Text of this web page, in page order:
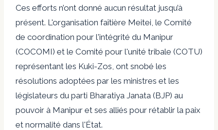
Ces efforts n’ont donné aucun résultat jusqu’à
présent. L'organisation faîtière Meitei, le Comité
de coordination pour l'intégrité du Manipur
(COCOMI) et le Comité pour l'unité tribale (COTU)
représentant les Kuki-Zos, ont snobé les
résolutions adoptées par les ministres et les
législateurs du parti Bharatiya Janata (BJP) au
pouvoir à Manipur et ses alliés pour rétablir la paix
et normalité dans l'État.